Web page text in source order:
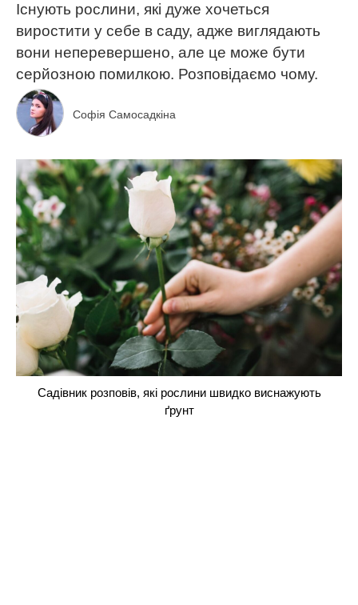
Існують рослини, які дуже хочеться
виростити у себе в саду, адже виглядають
вони неперевершено, але це може бути
серйозною помилкою. Розповідаємо чому.
Софія Самосадкіна
Садівник розповів, які рослини швидко виснажують
ґрунт